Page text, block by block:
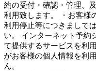
約の受付・確認・管理、
利用致します。 ・お客様
利用停止等につきまして
い。 インターネット予約
て提供するサービスを利
がお客様の個人情報を利
ん。